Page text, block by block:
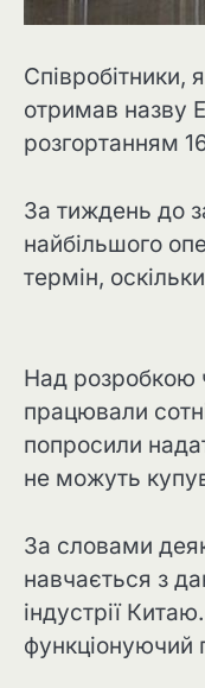
Співробітники,
отримав назву
розгортанням
За тиждень до
найбільшого
термін,
Над розробкою
працювали
попросили
не можуть
За словами
навчається з
індустрії
функціонуючий